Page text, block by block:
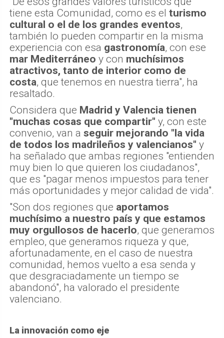
tiene esta Comunidad, como es el turismo
cultural o el de los grandes eventos,
también lo pueden compartir en la misma
experiencia con esa gastronomía, con ese
mar Mediterráneo y con muchísimos
atractivos, tanto de interior como de
costa, que tenemos en nuestra tierra", ha
resaltado.
Considera que Madrid y Valencia tienen
"muchas cosas que compartir" y, con este
convenio, van a seguir mejorando "la vida
de todos los madrileños y valencianos" y
ha señalado que ambas regiones "entienden
muy bien lo que quieren los ciudadanos",
que es "pagar menos impuestos para tener
más oportunidades y mejor calidad de vida".
"Son dos regiones que aportamos
muchísimo a nuestro país y que estamos
muy orgullosos de hacerlo, que generamos
empleo, que generamos riqueza y que,
afortunadamente, en el caso de nuestra
comunidad, hemos vuelto a esa senda y
que desgraciadamente un tiempo se
abandonó", ha valorado el presidente
valenciano.
La innovación como eje